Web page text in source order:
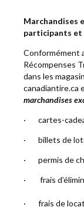
Marchandises
participants et
Conformément
Récompenses
dans les
canadiantire.ca
marchandises
· cartes-
· billets de
· permis de
· frais
· frais de